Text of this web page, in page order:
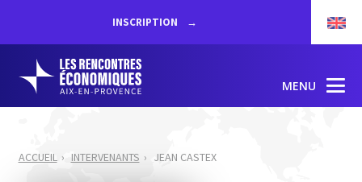
INSCRIPTION
MENU
ACCUEIL INTERVENANTS JEAN CASTEX